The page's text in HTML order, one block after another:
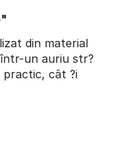
din material
un auriu str?
cât ?i